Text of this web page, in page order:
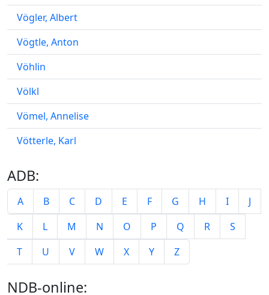
Vögler, Albert
Vögtle, Anton
Vöhlin
Völkl
Vömel, Annelise
Vötterle, Karl
ADB:
A B C D E F G H I
J
K
L M N O P Q R
S
T
U V W X Y Z
NDB-online: